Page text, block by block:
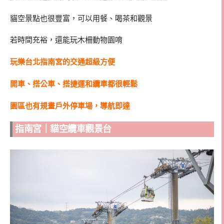
貓空景點也很豐富，可以用餐、喝茶和觀景
若時間充裕，還能玩木柵動物園唷
玩樂台北指南宮的交通超級方便
開車、搭公車、搭捷運和纜車都很輕鬆
園區也有規畫戶外停車場，導航即達
指南宮｜貓空纜車觀景台